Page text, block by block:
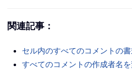
関連記事：
セル内のすべてのコメントの
すべてのコメントの作成者名